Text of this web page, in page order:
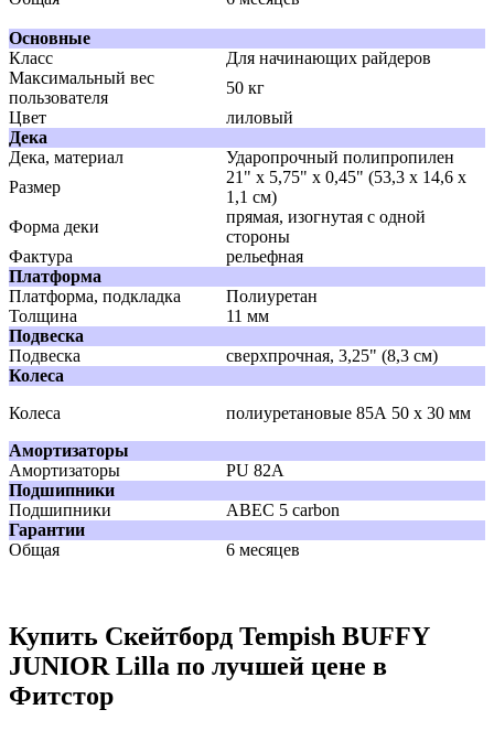
Основные
Класс
Для начинающих райдеров
Максимальный вес
пользователя
50 кг
Цвет
лиловый
Дека
Дека, материал
Ударопрочный полипропилен
Размер
21" х 5,75" х 0,45" (53,3 x 14,6 x
1,1 см)
Форма деки
прямая, изогнутая с одной
стороны
Фактура
рельефная
Платформа
Платформа, подкладка
Полиуретан
Толщина
11 мм
Подвеска
Подвеска
сверхпрочная, 3,25" (8,3 см)
Колеса
Колеса
полиуретановые 85А 50 х 30 мм
Амортизаторы
Амортизаторы
PU 82А
Подшипники
Подшипники
ABEC 5 carbon
Гарантии
Общая
6 месяцев
Купить Скейтборд Tempish BUFFY
JUNIOR Lilla по лучшей цене в
Фитстор